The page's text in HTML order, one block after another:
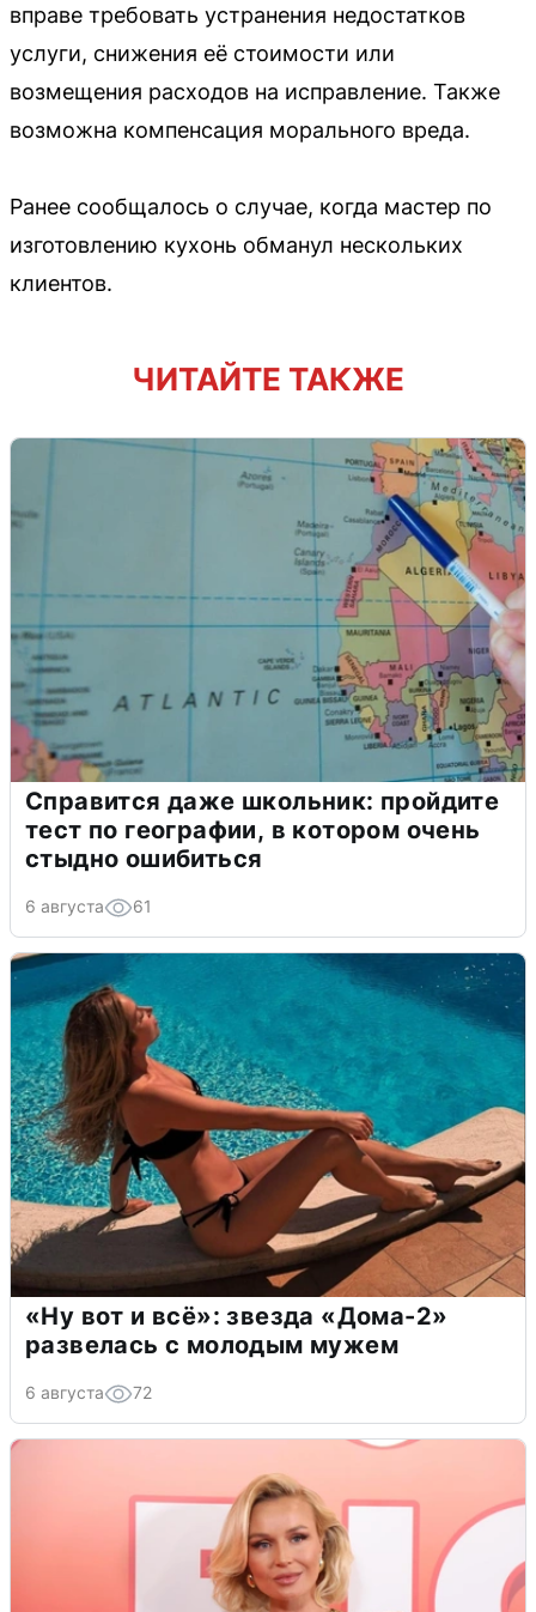
вправе требовать устранения недостатков
услуги, снижения её стоимости или
возмещения расходов на исправление. Также
возможна компенсация морального вреда.
Ранее сообщалось о случае, когда мастер по
изготовлению кухонь обманул нескольких
клиентов.
ЧИТАЙТЕ ТАКЖЕ
Справится даже школьник: пройдите
тест по географии, в котором очень
стыдно ошибиться
6 августа 61
«Ну вот и всё»: звезда «Дома-2»
развелась с молодым мужем
6 августа 72